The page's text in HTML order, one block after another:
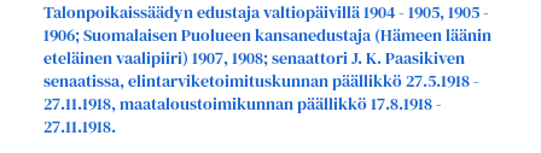
Talonpoikaissäädyn edustaja valtiopäivillä 1904 - 1905, 1905 -
1906; Suomalaisen Puolueen kansanedustaja (Hämeen läänin
eteläinen vaalipiiri) 1907, 1908; senaattori J. K. Paasikiven
senaatissa, elintarviketoimituskunnan päällikkö 27.5.1918 -
27.11.1918, maataloustoimikunnan päällikkö 17.8.1918 -
27.11.1918.